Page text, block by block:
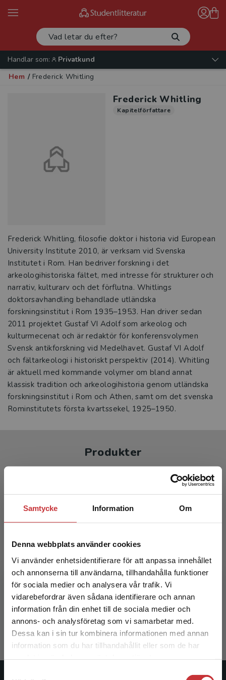
Samtycke Information Om
Denna webbplats använder cookies
Vi använder enhetsidentifierare för att anpassa innehållet
och annonserna till användarna, tillhandahålla funktioner
för sociala medier och analysera vår trafik. Vi
vidarebefordrar även sådana identifierare och annan
information från din enhet till de sociala medier och
annons- och analysföretag som vi samarbetar med.
Dessa kan i sin tur kombinera informationen med annan
information som du har tillhandahållit eller som de har
Begränsad fraktregion
Det verkar som att du besöker
studentlitteratur.se via en enhet utanför Sverige.
Vi erbjuder inte leveranser utanför Sverige. För
Handlar som:
Privatkund
Hem / Frederick Whitling
Frederick Whitling
Kapitelförfattare
Frederick Whitling, filosofie doktor i historia vid European
University ­Institute 2010, är verksam vid Svenska
Institutet i Rom. Han bedriver forskning i det
arkeologihistoriska fältet, med intresse för strukturer och
narrativ, kulturarv och det förflutna. Whitlings
doktorsavhandling behandlade utländska
forskningsinstitut i Rom 1935–1953. Han driver sedan
2011 projektet Gustaf VI Adolf som arkeolog och
kulturmecenat och är redaktör för konferensvolymen
Svensk antikforskning vid Medelhavet. Gustaf VI Adolf
och fältarkeologi i historiskt perspektiv (2014). Whitling
är aktuell med kommande volymer om bland annat
klassisk tradition och arkeologihistoria genom utländska
forskningsinstitut i Rom och Athen, samt om det svenska
Rominstitutets första kvartssekel, 1925–1950.
Produkter
Svärd, sandaler och skandaler
Hammar, I - Zander, U (red.)
338 krinkl. moms
Exkl. moms: 319 kr